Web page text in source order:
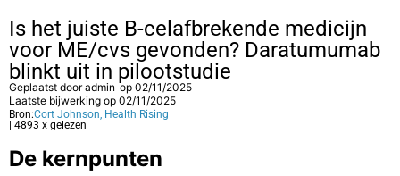
Is het juiste B-celafbrekende medicijn
voor ME/cvs gevonden? Daratumumab
blinkt uit in pilootstudie
Geplaatst dooradmin op 02/11/2025
Laatste bijwerking op 02/11/2025
Bron:Cort Johnson, Health Rising
| 4893 x gelezen
De kernpunten